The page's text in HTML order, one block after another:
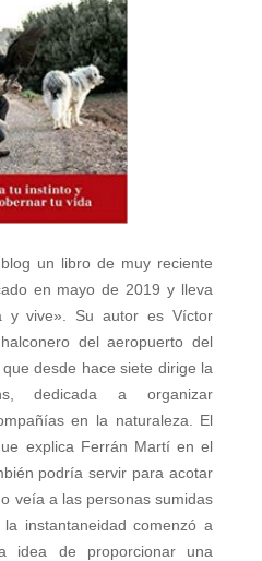
un libro de muy reciente
en mayo de 2019 y lleva
y vive». Su autor es Víctor
del aeropuerto del
desde hace siete dirige la
dedicada a organizar
en la naturaleza. El
explica Ferrán Martí en el
podría servir para acotar
veía a las personas sumidas
instantaneidad comenzó a
idea de proporcionar una